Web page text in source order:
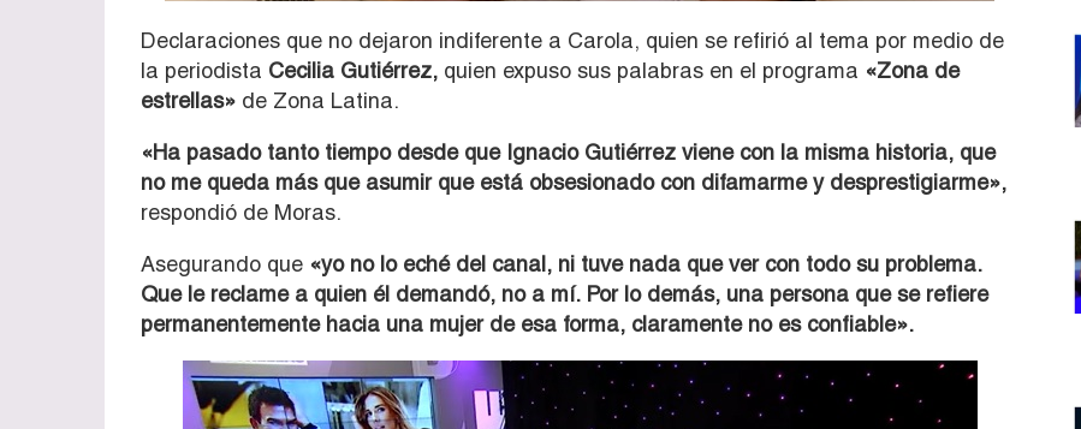
Declaraciones que no dejaron indiferente a Carola, quien se refirió al tema por medio de
la periodista Cecilia Gutiérrez, quien expuso sus palabras en el programa «Zona de
estrellas» de Zona Latina.
«Ha pasado tanto tiempo desde que Ignacio Gutiérrez viene con la misma historia, que
no me queda más que asumir que está obsesionado con difamarme y desprestigiarme»,
respondió de Moras.
Asegurando que «yo no lo eché del canal, ni tuve nada que ver con todo su problema.
Que le reclame a quien él demandó, no a mí. Por lo demás, una persona que se refiere
permanentemente hacia una mujer de esa forma, claramente no es confiable».